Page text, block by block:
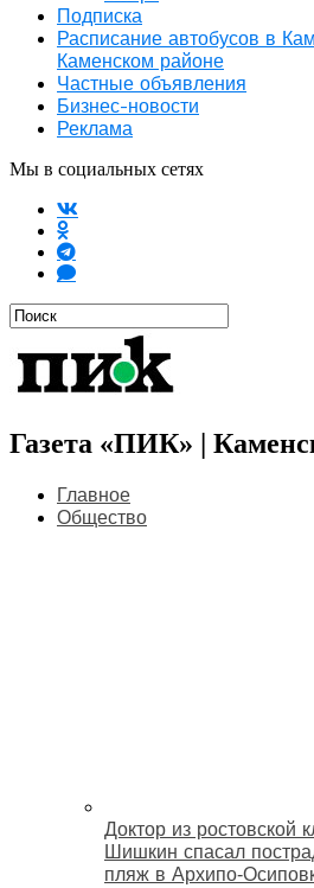
Подписка
Расписание автобусов в
Каменском районе
Частные объявления
Бизнес-новости
Реклама
Мы в социальных сетях
Газета «ПИК» |
Главное
Общество
Доктор из ростовской
Шишкин спасал
пляж в